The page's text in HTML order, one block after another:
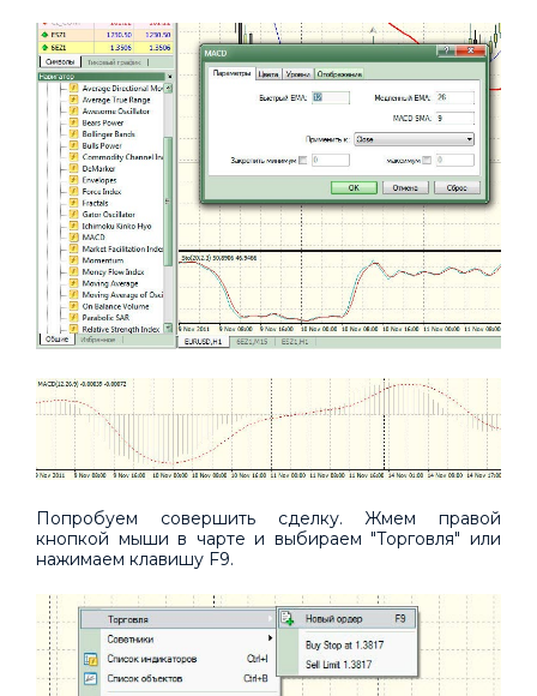
Попробуем совершить сделку. Жмем правой
кнопкой мыши в чарте и выбираем "Торговля" или
нажимаем клавишу F9.